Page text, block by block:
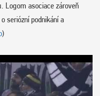
Logom asociace zároveň
seriózní podnikání a
)